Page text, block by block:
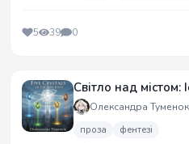
5 39 0
Світло над містом:
Олександра Туменок
проза фентезі